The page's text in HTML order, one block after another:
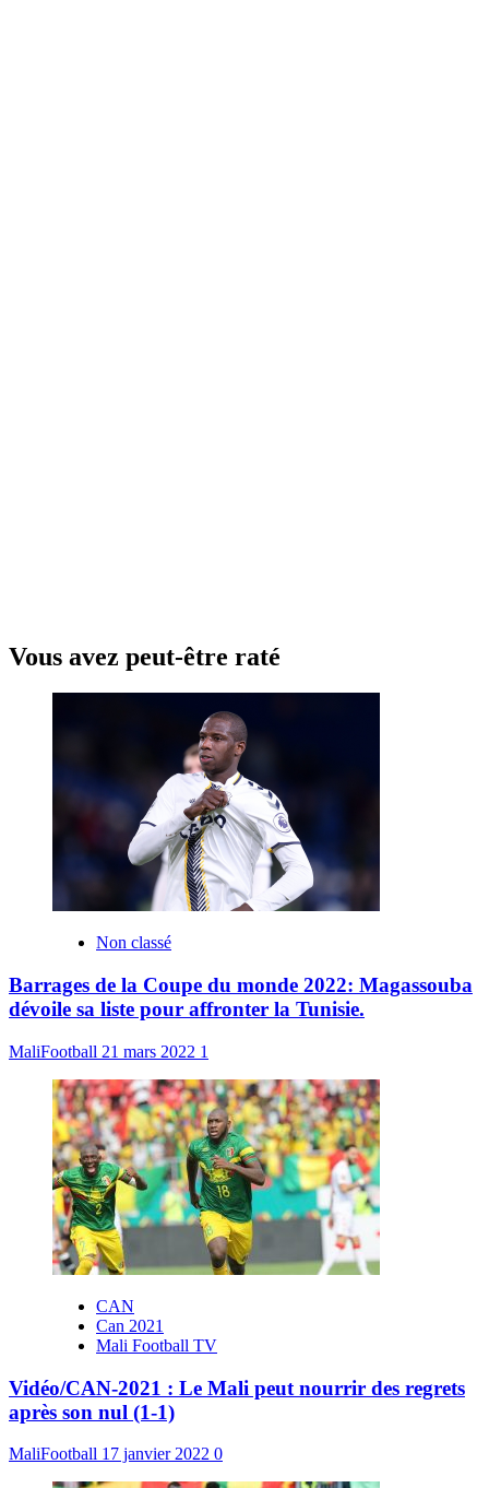
Vous avez peut-être raté
Non classé
Barrages de la Coupe du monde 2022: Magassouba
dévoile sa liste pour affronter la Tunisie.
MaliFootball 21 mars 2022 1
CAN
Can 2021
Mali Football TV
Vidéo/CAN-2021 : Le Mali peut nourrir des regrets
après son nul (1-1)
MaliFootball 17 janvier 2022 0